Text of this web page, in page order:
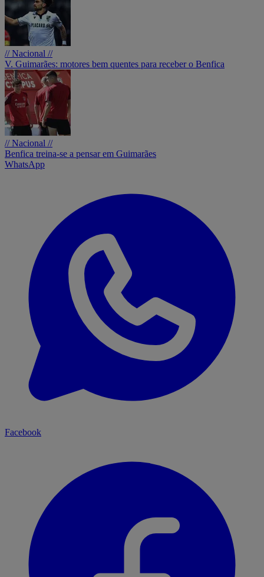
// Nacional //
V. Guimarães: motores bem quentes para receber o Benfica
// Nacional //
Benfica treina-se a pensar em Guimarães
WhatsApp
Facebook